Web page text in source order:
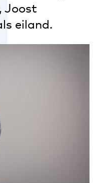
Joost
eiland.